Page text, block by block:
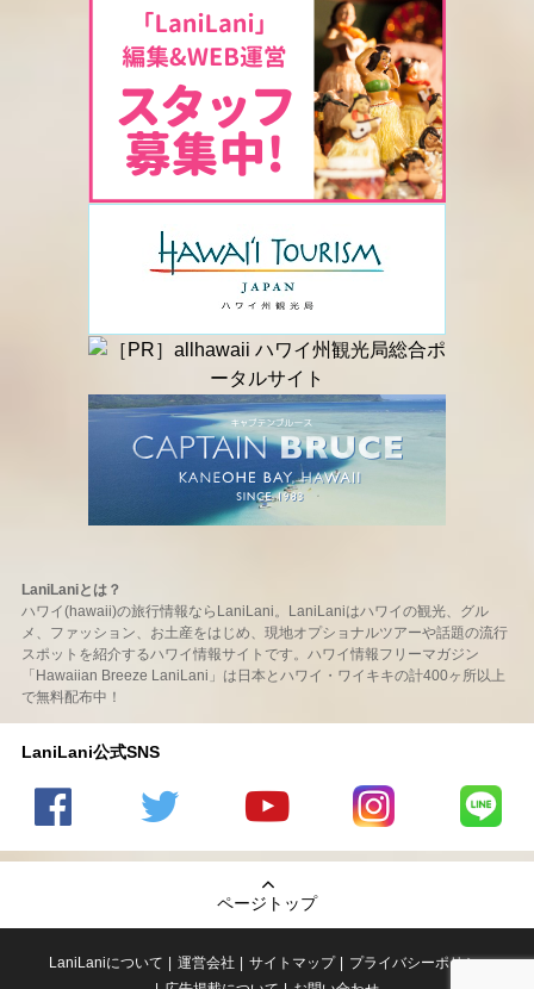
LaniLaniとは？
ハワイ(hawaii)の旅行情報ならLaniLani。LaniLaniはハワイの観光、グル
メ、ファッション、お土産をはじめ、現地オプショナルツアーや話題の流行
スポットを紹介するハワイ情報サイトです。ハワイ情報フリーマガジン
「Hawaiian Breeze LaniLani」は日本とハワイ・ワイキキの計400ヶ所以上
で無料配布中！
LaniLani公式SNS
の
のtwitter
の
Youtube
チャンネ
LaniLani
LaniLani
ページトップ
LaniLaniについて 運営会社 サイトマップ
プライバシーポリシー